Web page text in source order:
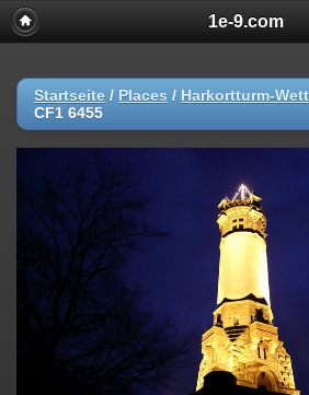
1e-9.com
Startseite / Places / Harkortturm-
CF1 6455